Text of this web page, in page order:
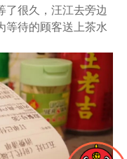
了很久，汪江去旁边
等待的顾客送上茶水